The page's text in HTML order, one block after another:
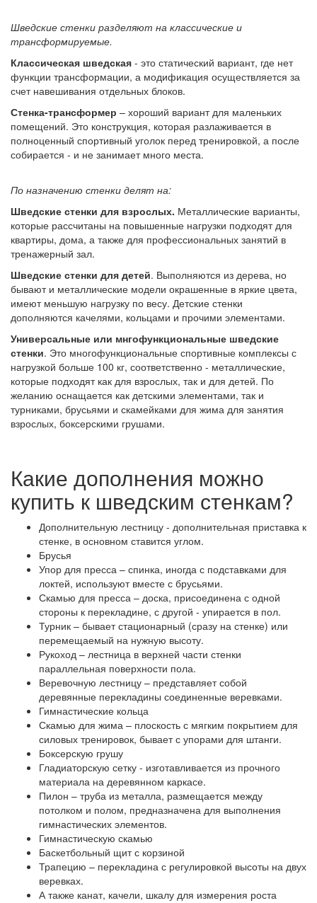
Шведские стенки разделяют на классические и
трансформируемые.
Классическая шведская - это статический вариант, где нет
функции трансформации, а модификация осуществляется за
счет навешивания отдельных блоков.
Стенка-трансформер – хороший вариант для маленьких
помещений. Это конструкция, которая разлаживается в
полноценный спортивный уголок перед тренировкой, а после
собирается - и не занимает много места.
По назначению стенки делят на:
Шведские стенки для взрослых. Металлические варианты,
которые рассчитаны на повышенные нагрузки подходят для
квартиры, дома, а также для профессиональных занятий в
тренажерный зал.
Шведские стенки для детей. Выполняются из дерева, но
бывают и металлические модели окрашенные в яркие цвета,
имеют меньшую нагрузку по весу. Детские стенки
дополняются качелями, кольцами и прочими элементами.
Универсальные или мнгофункциональные шведские
стенки. Это многофункциональные спортивные комплексы с
нагрузкой больше 100 кг, соответственно - металлические,
которые подходят как для взрослых, так и для детей. По
желанию оснащается как детскими элементами, так и
турниками, брусьями и скамейками для жима для занятия
взрослых, боксерскими грушами.
Какие дополнения можно
купить к шведским стенкам?
Дополнительную лестницу - дополнительная приставка к
стенке, в основном ставится углом.
Брусья
Упор для пресса – спинка, иногда с подставками для
локтей, используют вместе с брусьями.
Скамью для пресса – доска, присоединена с одной
стороны к перекладине, с другой - упирается в пол.
Турник – бывает стационарный (сразу на стенке) или
перемещаемый на нужную высоту.
Рукоход – лестница в верхней части стенки
параллельная поверхности пола.
Веревочную лестницу – представляет собой
деревянные перекладины соединенные веревками.
Гимнастические кольца
Скамью для жима – плоскость с мягким покрытием для
силовых тренировок, бывает с упорами для штанги.
Боксерскую грушу
Гладиаторскую сетку - изготавливается из прочного
материала на деревянном каркасе.
Пилон – труба из металла, размещается между
потолком и полом, предназначена для выполнения
гимнастических элементов.
Гимнастическую скамью
Баскетбольный щит с корзиной
Трапецию – перекладина с регулировкой высоты на двух
веревках.
А также канат, качели, шкалу для измерения роста